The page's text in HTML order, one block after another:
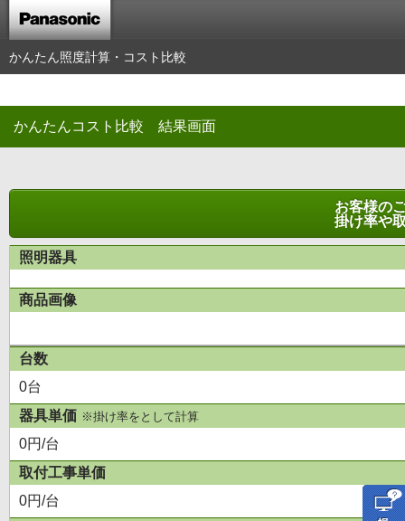
かんたん照度計算・コスト比較
かんたんコスト比較 結果画面
お客様の
掛け率や
照明器具
商品画像
台数
0台
器具単価 ※掛け率をとして計算
0円/台
取付工事単価
0円/台